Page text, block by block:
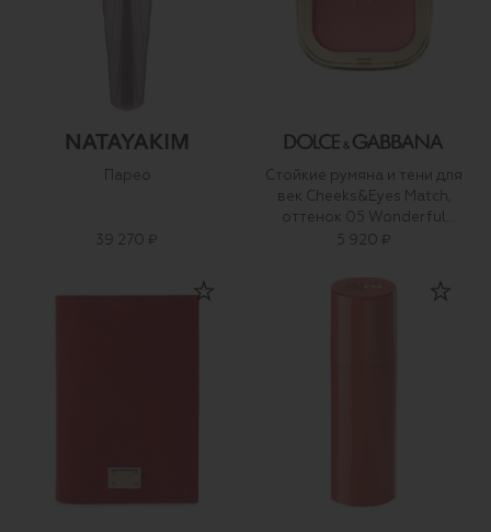
Парео
39 270 ₽
Стойкие румяна и тени для
век Cheeks&Eyes Match,
оттенок 05 Wonderful
Strawberry (8g)
5 920 ₽